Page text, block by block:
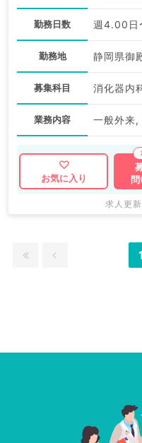
勤務日数 週4.00日
勤務地 静岡県御
募集科目 消化器内
業務内容 一般外来,
お気に入り
求人更
1